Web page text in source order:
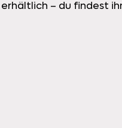
erhältlich – du findest